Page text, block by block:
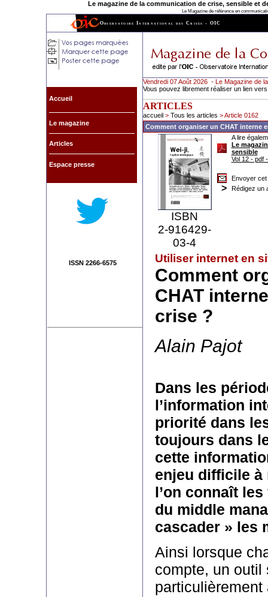
Le magazine de la communication de crise, sensible et
Le Magazine de référence en
Observatoire International des Crises - OIC
Accueil
Le magazine
Articles
Espace presse
ISSN 2266-6575
Vendredi 07 Août 2026 - Le Magazine de
Vous pouvez librement réaliser un lien
ARTICLES
accueil> Tous les articles > Article 0162
Comment organiser un CHAT interne
ISBN
2-916429-
03-4
A lire
Le
sensible
Vol 12 - pdf
Envoyer cet
> Rédigez un
Utiliser internet en
Comment
CHAT
crise ?
Alain Pajot
Dans les
l’information
priorité dans
toujours dans
cette
enjeu difficile
l’on connaît
du middle
cascader » les
Ainsi lorsque
compte, un outil